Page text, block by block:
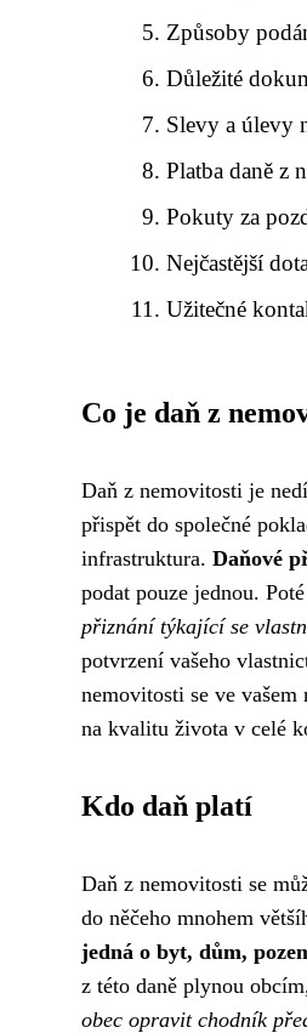
Způsoby
Důležité
Slevy a úlevy
Platba daně z
Pokuty za
Nejčastější
Užitečné
Co je daň z
Daň z nemovitosti je
přispět do společné
infrastruktura. Daňové
podat pouze jednou.
přiznání týkající se
potvrzení vašeho
nemovitosti se ve
na kvalitu života v celé
Kdo daň platí
Daň z nemovitosti se
do něčeho mnohem
jedná o byt, dům,
z této daně plynou
obec opravit chodník